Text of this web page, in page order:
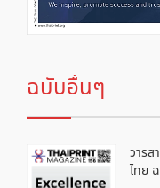
ฉบับอื่นๆ
วาร
ไทย